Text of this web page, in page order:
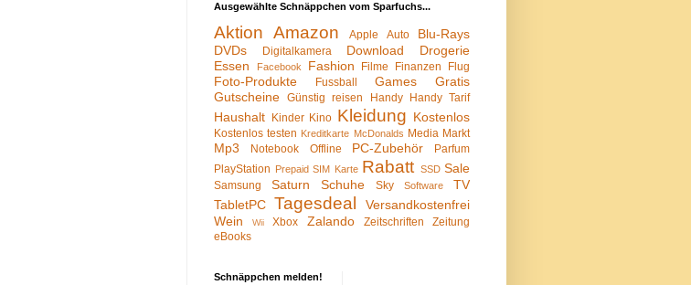
Ausgewählte Schnäppchen vom Sparfuchs...
Aktion Amazon Apple Auto
Blu-Rays
DVDs
Digitalkamera Download
Drogerie
Essen
Facebook Fashion Filme Finanzen Flug
Foto-Produkte Fussball Games
Gratis
Gutscheine Günstig reisen Handy Handy Tarif
Haushalt Kinder Kino Kleidung Kostenlos
Kostenlos testen Kreditkarte McDonalds Media Markt
Mp3 Notebook Offline PC-Zubehör
Parfum
PlayStation Prepaid SIM Karte Rabatt SSD Sale
Samsung Saturn Schuhe Sky Software
TV
TabletPC Tagesdeal
Versandkostenfrei
Wein
Wii Xbox Zalando Zeitschriften
Zeitung
eBooks
Schnäppchen melden!